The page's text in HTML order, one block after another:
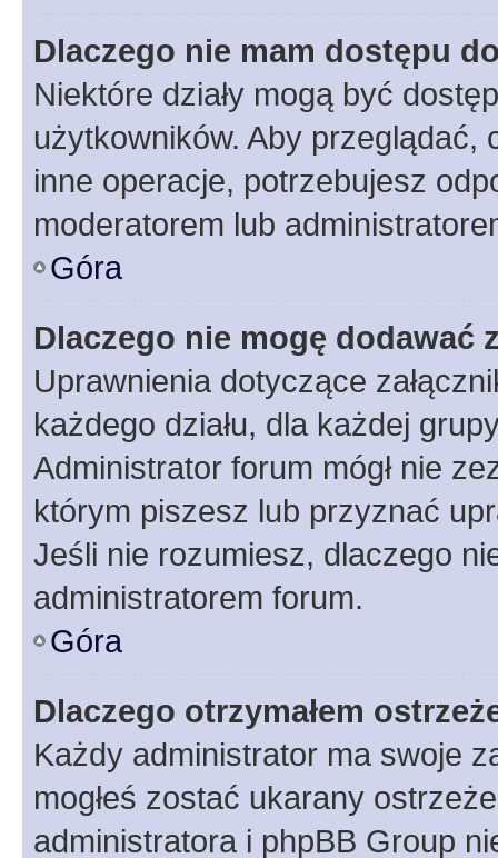
Dlaczego nie mam dostępu
Niektóre działy mogą być
użytkowników. Aby
inne operacje, potrzebujesz
moderatorem lub
Góra
Dlaczego nie mogę dodawać
Uprawnienia dotyczące
każdego działu, dla każdej
Administrator forum mógł nie
którym piszesz lub przyznać
Jeśli nie rozumiesz, dlaczego
administratorem forum.
Góra
Dlaczego otrzymałem
Każdy administrator ma swoje
mogłeś zostać ukarany
administratora i phpBB Group